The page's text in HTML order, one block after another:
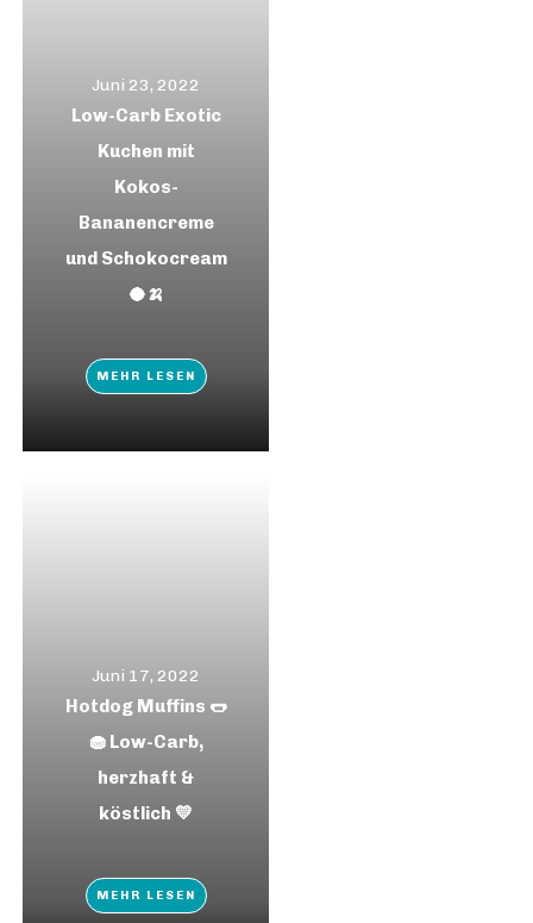
Juni 23, 2022
Low-Carb Exotic
Kuchen mit
Kokos-
Bananencreme
und Schokocream
🥥🍌
MEHR LESEN
Juni 17, 2022
Hotdog Muffins 🌭
🧁 Low-Carb,
herzhaft &
köstlich 💛
MEHR LESEN